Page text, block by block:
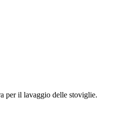
per il lavaggio delle stoviglie.